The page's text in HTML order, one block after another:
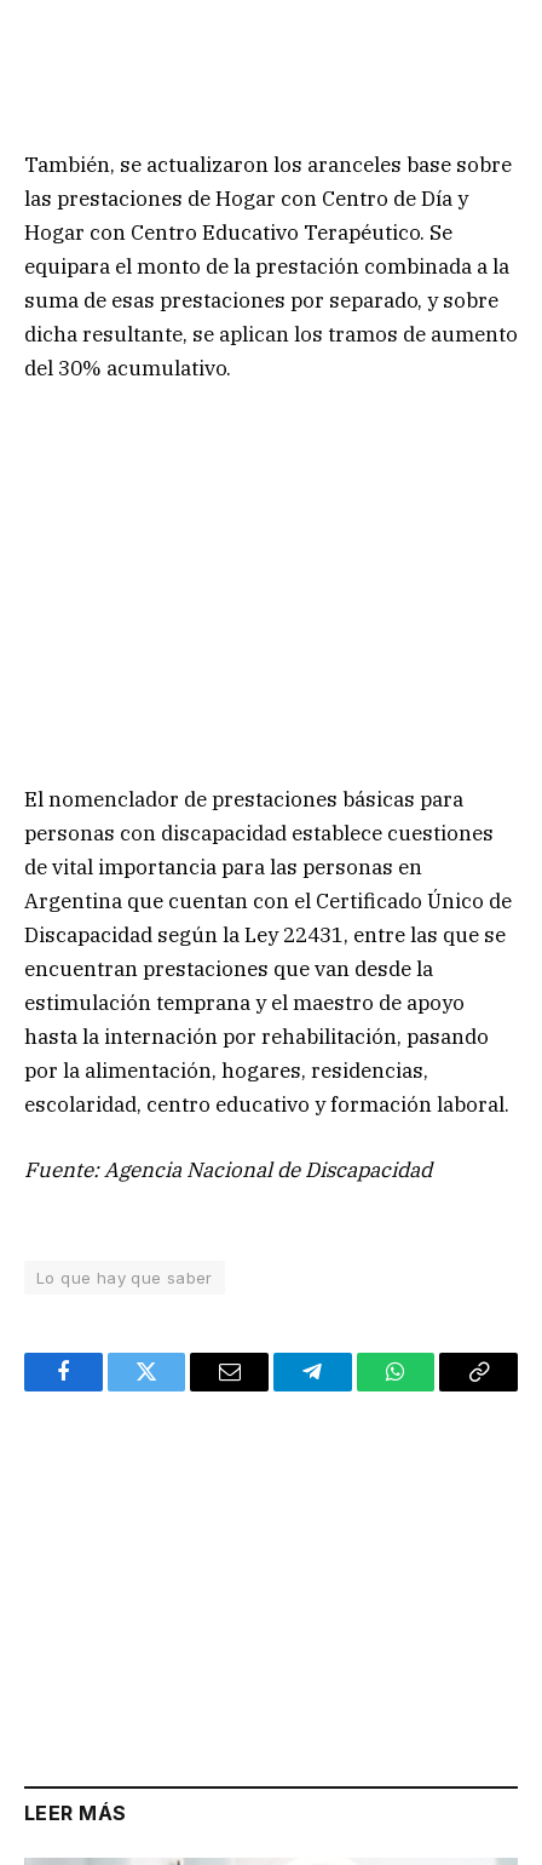
También, se actualizaron los aranceles base sobre
las prestaciones de Hogar con Centro de Día y
Hogar con Centro Educativo Terapéutico. Se
equipara el monto de la prestación combinada a la
suma de esas prestaciones por separado, y sobre
dicha resultante, se aplican los tramos de aumento
del 30% acumulativo.
El nomenclador de prestaciones básicas para
personas con discapacidad establece cuestiones
de vital importancia para las personas en
Argentina que cuentan con el Certificado Único de
Discapacidad según la Ley 22431, entre las que se
encuentran prestaciones que van desde la
estimulación temprana y el maestro de apoyo
hasta la internación por rehabilitación, pasando
por la alimentación, hogares, residencias,
escolaridad, centro educativo y formación laboral.
Fuente: Agencia Nacional de Discapacidad
Lo que hay que saber
FacebookTwitter Email TelegramWhatsAppCopy
LEER MÁS